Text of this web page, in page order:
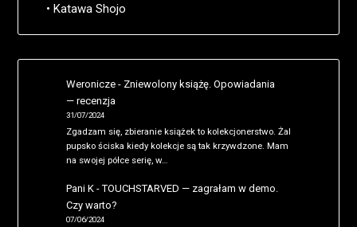
• Katawa Shojo
Weronicze - Zniewolony książę. Opowiadania
— recenzja
31/07/2024
Zgadzam się, zbieranie książek to kolekcjonerstwo. Żal
pupsko ściska kiedy kolekcje są tak krzywdzone. Mam
na swojej półce serię, w…
Pani K -TOUCHSTARVED — zagrałam w demo.
Czy warto?
07/06/2024